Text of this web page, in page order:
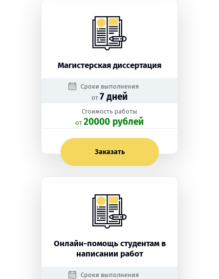
Магистерская диссертация
Сроки выполнения
от 7 дней
Стоимость работы
oт 20000 рублей
Заказать
Онлайн-помощь студентам в
написании работ
Сроки выполнения